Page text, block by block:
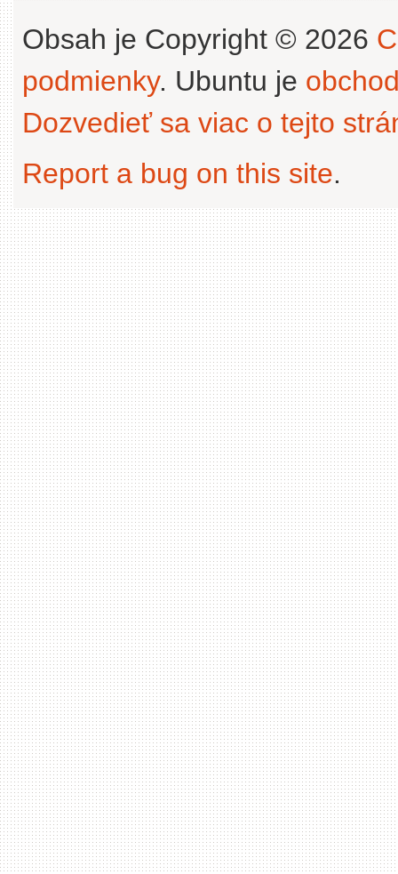
Obsah je Copyright © 2026
podmienky. Ubuntu je
Dozvedieť sa viac o tejto
Report a bug on this site.